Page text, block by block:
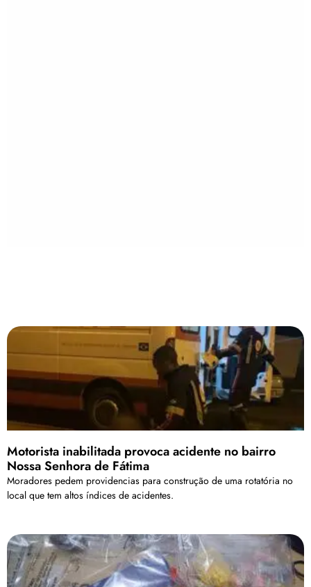
Motorista inabilitada provoca acidente no bairro
Nossa Senhora de Fátima
Moradores pedem providencias para construção de uma rotatória no
local que tem altos índices de acidentes.